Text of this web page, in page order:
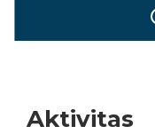
Aktivitas